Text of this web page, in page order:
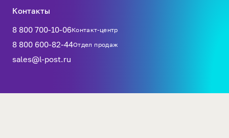
Контакты
8 800 700-10-06Контакт-центр
8 800 600-82-44Отдел продаж
sales@l-post.ru